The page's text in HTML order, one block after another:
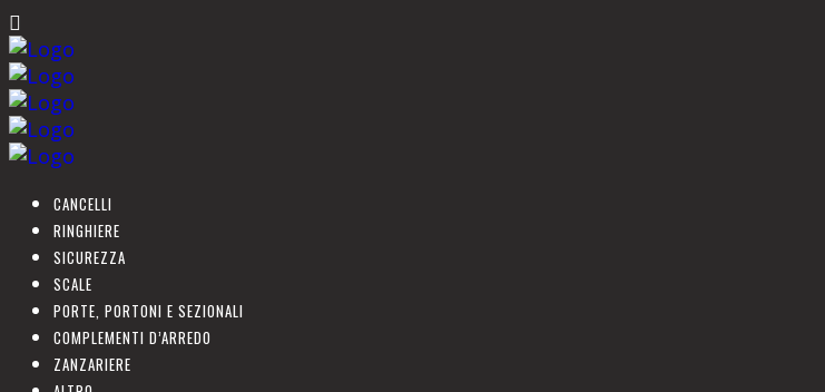
CANCELLI
RINGHIERE
SICUREZZA
SCALE
PORTE, PORTONI E SEZIONALI
COMPLEMENTI D’ARREDO
ZANZARIERE